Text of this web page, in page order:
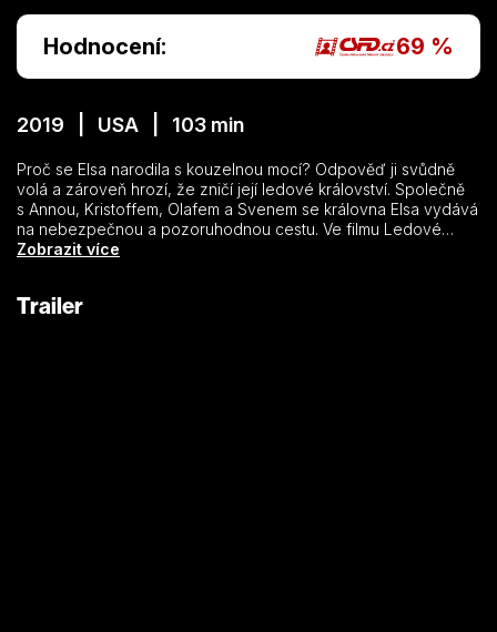
Hodnocení: 69 %
2019 | USA | 103 min
Proč se Elsa narodila s kouzelnou mocí? Odpověď ji svůdně
volá a zároveň hrozí, že zničí její ledové království. Společně
s Annou, Kristoffem, Olafem a Svenem se královna Elsa vydává
na nebezpečnou a pozoruhodnou cestu. Ve filmu Ledové
království se Elsa obávala, že je pro svět příliš mocná. Ve
Zobrazit více
Trailer